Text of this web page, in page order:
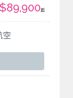
空
起